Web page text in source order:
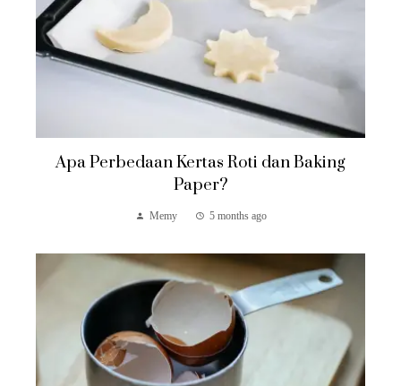
Apa Perbedaan Kertas Roti dan Baking
Paper?
Memy 5 months ago